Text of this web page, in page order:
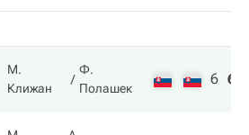
М.
Клижан
Ф.
Полашек
6 6